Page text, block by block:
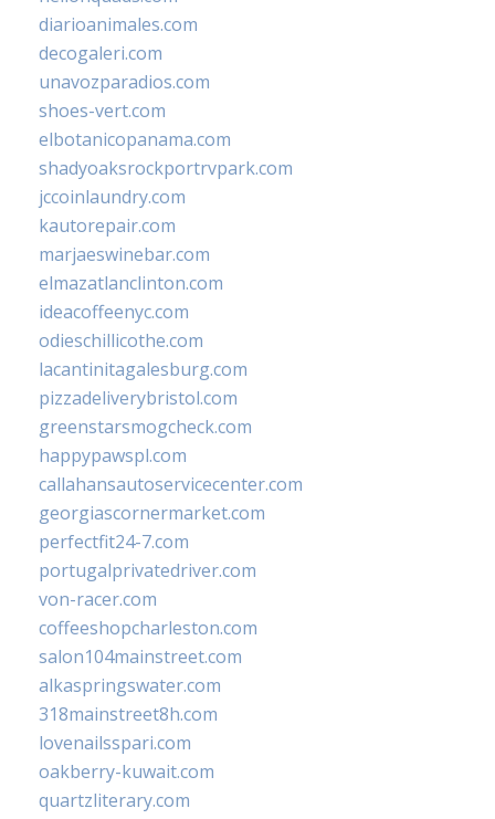
diarioanimales.com
decogaleri.com
unavozparadios.com
shoes-vert.com
elbotanicopanama.com
shadyoaksrockportrvpark.com
jccoinlaundry.com
kautorepair.com
marjaeswinebar.com
elmazatlanclinton.com
ideacoffeenyc.com
odieschillicothe.com
lacantinitagalesburg.com
pizzadeliverybristol.com
greenstarsmogcheck.com
happypawspl.com
callahansautoservicecenter.com
georgiascornermarket.com
perfectfit24-7.com
portugalprivatedriver.com
von-racer.com
coffeeshopcharleston.com
salon104mainstreet.com
alkaspringswater.com
318mainstreet8h.com
lovenailsspari.com
oakberry-kuwait.com
quartzliterary.com